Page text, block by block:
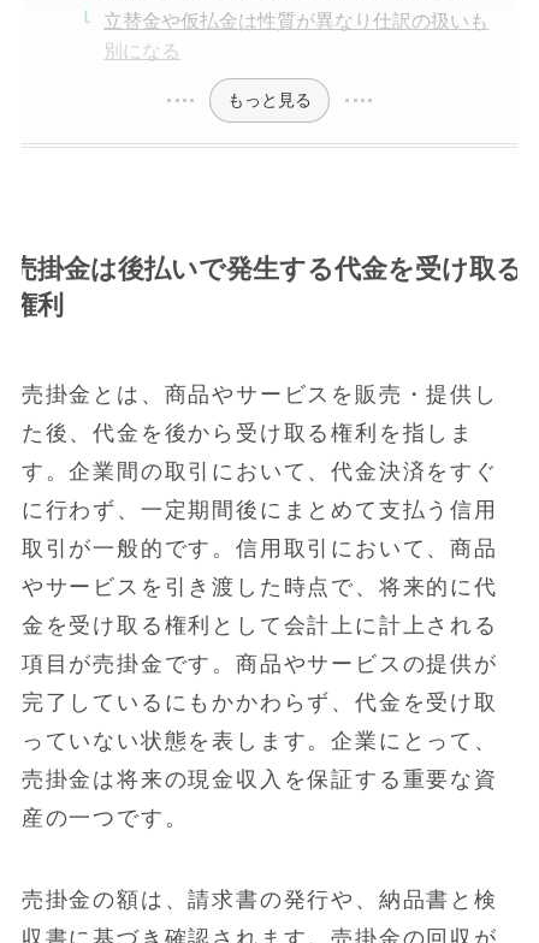
立替金や仮払金は性質が異なり仕訳の扱いも
別になる
もっと見る
売掛金は後払いで発生する代金を受け取る
権利
売掛金とは、商品やサービスを販売・提供し
た後、代金を後から受け取る権利を指しま
す。企業間の取引において、代金決済をすぐ
に行わず、一定期間後にまとめて支払う信用
取引が一般的です。信用取引において、商品
やサービスを引き渡した時点で、将来的に代
金を受け取る権利として会計上に計上される
項目が売掛金です。商品やサービスの提供が
完了しているにもかかわらず、代金を受け取
っていない状態を表します。企業にとって、
売掛金は将来の現金収入を保証する重要な資
産の一つです。
売掛金の額は、請求書の発行や、納品書と検
収書に基づき確認されます。売掛金の回収が